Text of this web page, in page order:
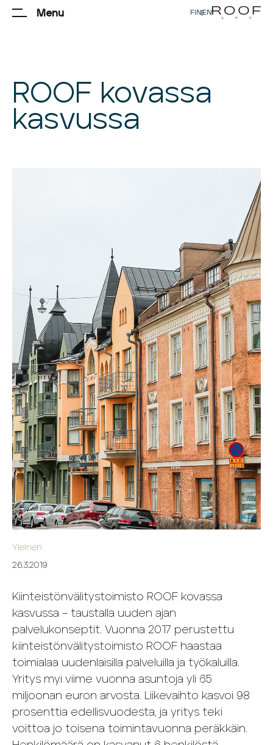
FIN EN
Menu
ROOF kovassa
kasvussa
Yleinen
26.3.2019
Kiinteistönvälitystoimisto ROOF kovassa
kasvussa – taustalla uuden ajan
palvelukonseptit. Vuonna 2017 perustettu
kiinteistönvälitystoimisto ROOF haastaa
toimialaa uudenlaisilla palveluilla ja työkaluilla.
Yritys myi viime vuonna asuntoja yli 65
miljoonan euron arvosta. Liikevaihto kasvoi 98
prosenttia edellisvuodesta, ja yritys teki
voittoa jo toisena toimintavuonna peräkkäin.